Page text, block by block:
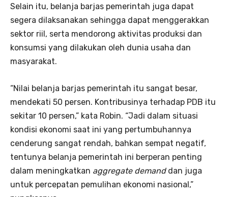
Selain itu, belanja barjas pemerintah juga dapat
segera dilaksanakan sehingga dapat menggerakkan
sektor riil, serta mendorong aktivitas produksi dan
konsumsi yang dilakukan oleh dunia usaha dan
masyarakat.
“Nilai belanja barjas pemerintah itu sangat besar,
mendekati 50 persen. Kontribusinya terhadap PDB itu
sekitar 10 persen,” kata Robin. “Jadi dalam situasi
kondisi ekonomi saat ini yang pertumbuhannya
cenderung sangat rendah, bahkan sempat negatif,
tentunya belanja pemerintah ini berperan penting
dalam meningkatkan aggregate demanddan juga
untuk percepatan pemulihan ekonomi nasional,”